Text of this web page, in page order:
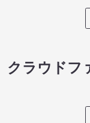
クラウドフ